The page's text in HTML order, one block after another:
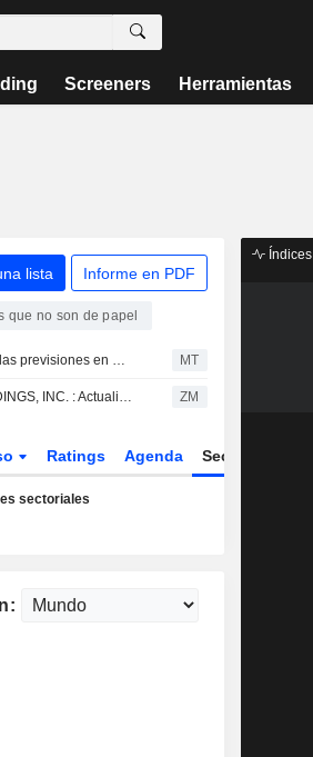
Screeners Herramientas
lista Informe en PDF
que no son de papel
Crown supera las previsiones en el segundo trimestre: la fuerte demanda en América y Europa compensa la inflación, según RBC MT
CROWN HOLDINGS, INC. : Actualizado a vender por DA Davidson ZM
Ratings Agenda Sector
sectoriales
Índices